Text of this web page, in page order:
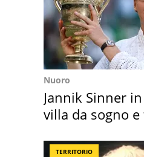
Nuoro
Jannik Sinner
villa da sogno e
TERRITORIO